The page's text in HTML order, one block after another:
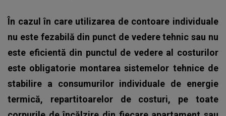
În cazul în care utilizarea de contoare individuale
nu este fezabilă din punct de vedere tehnic sau nu
este eficientă din punctul de vedere al costurilor
este obligatorie montarea sistemelor tehnice de
stabilire a consumurilor individuale de energie
termică, repartitoarelor de costuri, pe toate